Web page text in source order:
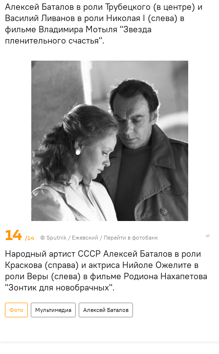
Алексей Баталов в роли Трубецкого (в центре) и
Василий Ливанов в роли Николая I (слева) в
фильме Владимира Мотыля "Звезда
пленительного счастья".
14 /14 © Sputnik / Ежевский / Перейти в фотобанк
Народный артист СССР Алексей Баталов в роли
Краскова (справа) и актриса Нийоле Ожелите в
роли Веры (слева) в фильме Родиона Нахапетова
"Зонтик для новобрачных".
Фото Мультимедиа Алексей Баталов